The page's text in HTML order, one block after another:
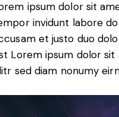
ipsum dolor sit
invidunt labore
et justo duo
Lorem ipsum dolor
sed diam nonumy